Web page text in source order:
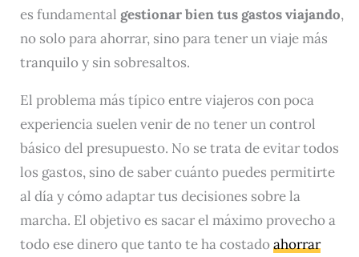
es fundamental gestionar bien tus gastos viajando,
no solo para ahorrar, sino para tener un viaje más
tranquilo y sin sobresaltos.
El problema más típico entre viajeros con poca
experiencia suelen venir de no tener un control
básico del presupuesto. No se trata de evitar todos
los gastos, sino de saber cuánto puedes permitirte
al día y cómo adaptar tus decisiones sobre la
marcha. El objetivo es sacar el máximo provecho a
todo ese dinero que tanto te ha costadoahorrar